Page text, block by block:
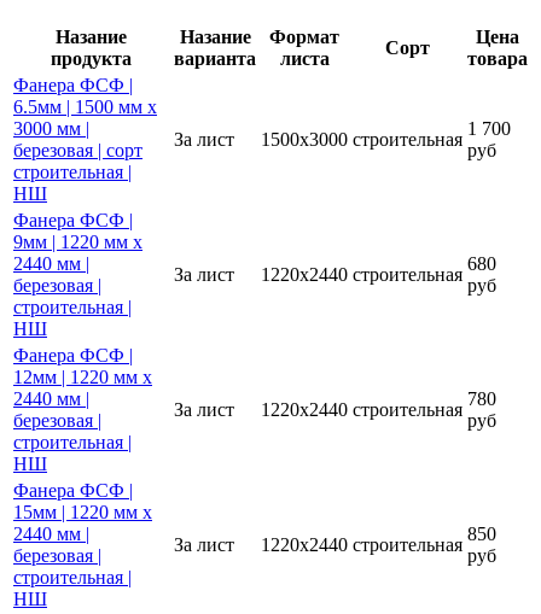
Назание
продукта
Назание
варианта
Формат
листа
Сорт
Цена
товара
Фанера ФСФ |
6.5мм | 1500 мм х
3000 мм |
березовая | сорт
строительная |
НШ
За лист 1500х3000 строительная
1 700
руб
Фанера ФСФ |
9мм | 1220 мм х
2440 мм |
березовая |
строительная |
НШ
За лист 1220х2440 строительная
680
руб
Фанера ФСФ |
12мм | 1220 мм х
2440 мм |
березовая |
строительная |
НШ
За лист 1220х2440 строительная
780
руб
Фанера ФСФ |
15мм | 1220 мм х
2440 мм |
березовая |
строительная |
НШ
За лист 1220х2440 строительная
850
руб